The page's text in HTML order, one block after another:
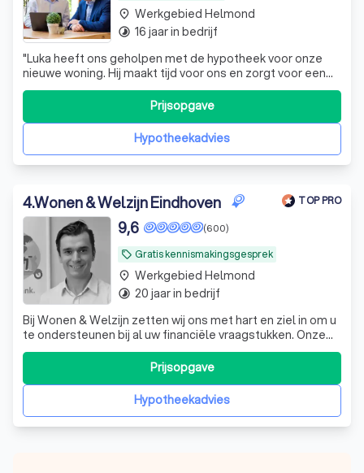
"Luka heeft ons geholpen met de hypotheek voor onze
nieuwe woning. Hij maakt tijd voor ons en zorgt voor een
begrijpbare uitleg. Bespreekt goed alle opties door en
laat zien waarom hij bepaalde keuzes wel of niet zou
adviseren.
Hypotheekadvies
Prijsopgave
place Werkgebied Helmond
timelapse 16 jaar in bedrijf
4.Wonen & Welzijn Eindhoven TOP PRO
local_offer Gratis kennismakingsgesprek
(600)
9,6
Bij Wonen & Welzijn zetten wij ons met hart en ziel in om u
te ondersteunen bij al uw financiële vraagstukken. Onze
passie ligt in het realiseren van uw dromen en het
beschermen tegen financiële tegenslagen. Wij streven
ernaar om u volledig te ontzorgen, zodat u zich kunt
richten op wat echt belangrHypotheekadvies
Prijsopgave
place Werkgebied Helmond
timelapse 20 jaar in bedrijf